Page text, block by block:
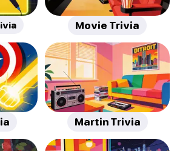
Movie Trivia
Martin Trivia